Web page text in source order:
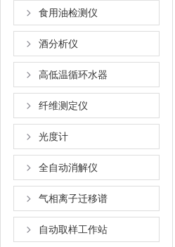
食用油检测仪
酒分析仪
高低温循环水器
纤维测定仪
光度计
全自动消解仪
气相离子迁移谱
自动取样工作站